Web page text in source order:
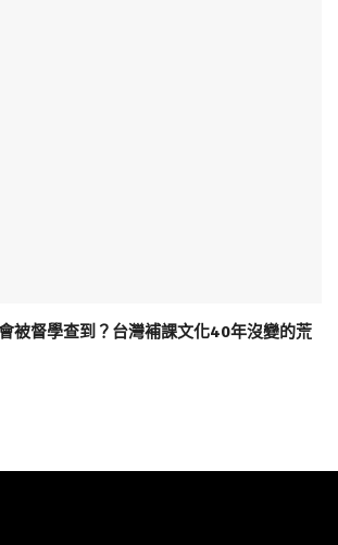
被督學查到？台灣補課文化40年沒變的荒